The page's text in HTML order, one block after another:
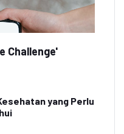
Challenge'
yang Perlu